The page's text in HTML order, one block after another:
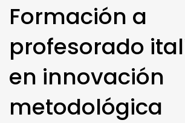
Formación a
profesorado
en innovación
metodológica